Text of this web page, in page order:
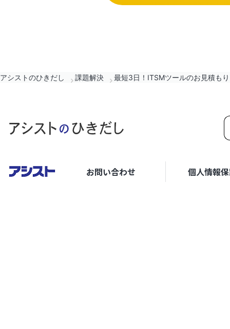
アシストのひきだし 課題解決 最短3日！ITSMツールのお見積も
お問い合わせ 個人情報